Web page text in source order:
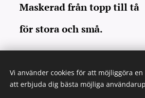
Maskerad från topp till tå
för stora och små.
Vi använder cookies för att möjliggöra
att erbjuda dig bästa möjliga